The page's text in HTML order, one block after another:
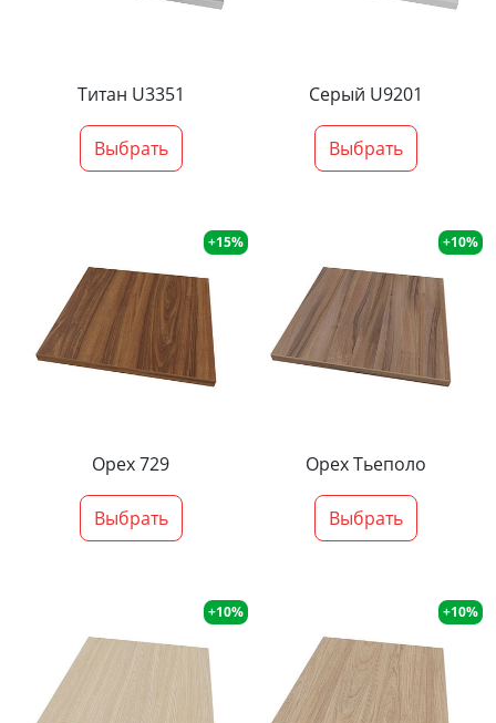
Титан U3351
Выбрать
Серый U9201
Выбрать
+15%
Орех 729
Выбрать
+10%
Орех Тьеполо
Выбрать
+10% +10%